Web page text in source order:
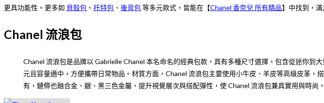
更具功能性。更多如 貝殼包 、 托特包 、 後背包 等多元款式，皆能在【Chanel 香奈兒 所有精品】中找到，滿
Chanel 流浪包
Chanel 流浪包是品牌以 Gabrielle Chanel 本名命名的經典包款，具有多種尺寸選擇，包含從迷你
元且容量適中，方便攜帶日常物品。材質方面，Chanel 流浪包主要使用小牛皮、羊皮等高級皮革
有，鏈條也融合金、銀、黑三色金屬，提升視覺層次與搭配彈性，使 Chanel 流浪包兼具實用與時尚。